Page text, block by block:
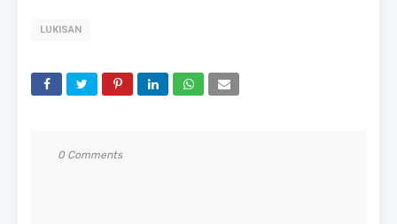
LUKISAN
0 Comments